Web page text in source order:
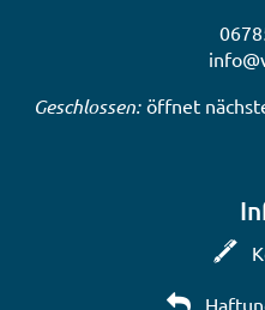
Klicken, um weitere
Geschlossen: öffnet